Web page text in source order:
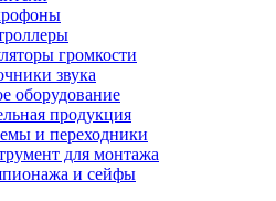
громкости
звука
оборудование
продукция
и переходники
для монтажа
и сейфы